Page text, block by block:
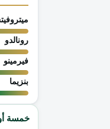
رونالدو
فيرمينو
بنزيما
خمسة